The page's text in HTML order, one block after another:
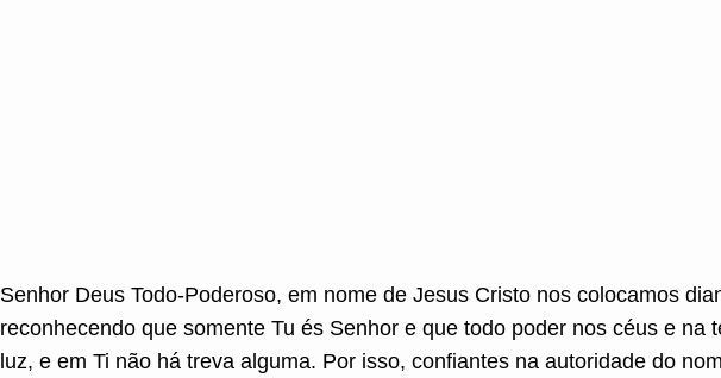
Senhor Deus Todo-Poderoso, em nome de Jesus Cristo nos colocamos
reconhecendo que somente Tu és Senhor e que todo poder nos céus e na
luz, e em Ti não há treva alguma. Por isso, confiantes na autoridade do